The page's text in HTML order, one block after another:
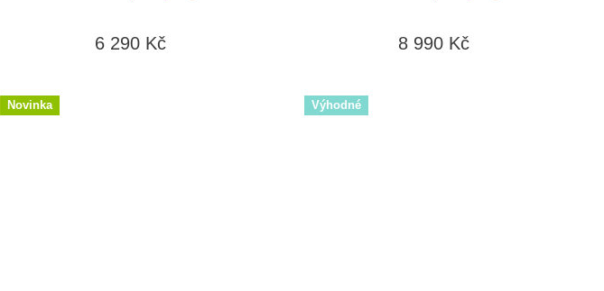
6 290 Kč 8 990 Kč
Novinka Výhodné